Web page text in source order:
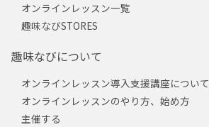
オンラインレッスン一覧
趣味なびSTORES
趣味なびについて
オンラインレッスン導入支援講座について
オンラインレッスンのやり方、始め方
主催する